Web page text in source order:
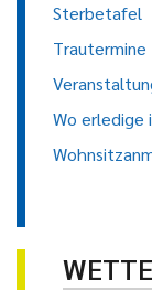
Sterbetafel
Trautermine
Wo erledige